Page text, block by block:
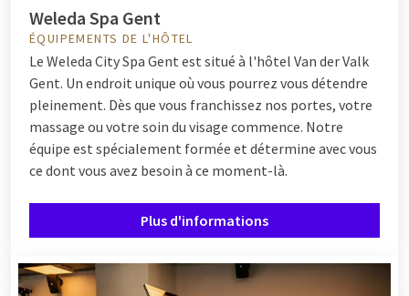
Weleda Spa Gent
ÉQUIPEMENTS DE L'HÔTEL
Le Weleda City Spa Gent est situé à l'hôtel Van der Valk
Gent. Un endroit unique où vous pourrez vous détendre
pleinement. Dès que vous franchissez nos portes, votre
massage ou votre soin du visage commence. Notre
équipe est spécialement formée et détermine avec vous
ce dont vous avez besoin à ce moment-là.
Plus d'informations